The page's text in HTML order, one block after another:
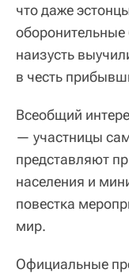
что даже
оборонительные
наизусть
в честь
Всеобщий
— участницы
представляют
населения и
повестка
мир.
Официальные